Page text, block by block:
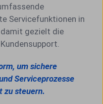
Servicefunktionen in
gezielt die
um sichere
Serviceprozesse
zu steuern.